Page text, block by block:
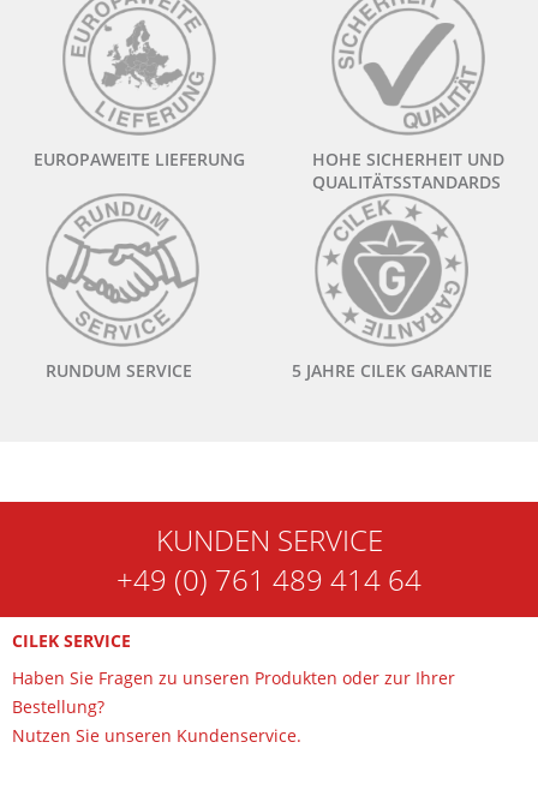
EUROPAWEITE LIEFERUNG
HOHE SICHERHEIT UND
QUALITÄTSSTANDARDS
RUNDUM SERVICE 5 JAHRE CILEK GARANTIE
KUNDEN SERVICE
+49 (0) 761 489 414 64
CILEK SERVICE
Haben Sie Fragen zu unseren Produkten oder zur Ihrer
Bestellung?
Nutzen Sie unseren Kundenservice.